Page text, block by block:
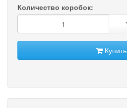
Количество коробок:
Купить